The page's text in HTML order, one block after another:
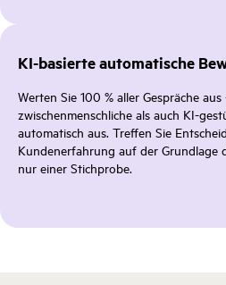
KI-basierte automatische
Werten Sie 100 % aller Gespräche
zwischenmenschliche als auch KI-
automatisch aus. Treffen Sie
Kundenerfahrung auf der Grundlage
nur einer Stichprobe.